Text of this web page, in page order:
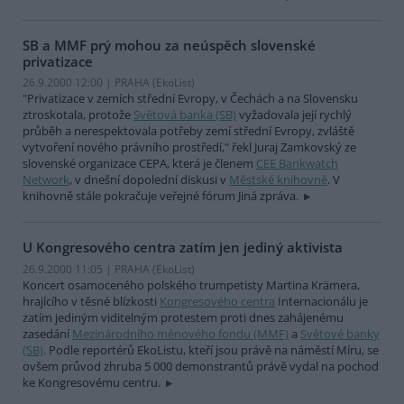
SB a MMF prý mohou za neúspěch slovenské
privatizace
26.9.2000 12:00 | PRAHA (EkoList)
"Privatizace v zemích střední Evropy, v Čechách a na Slovensku
ztroskotala, protože Světová banka (SB) vyžadovala její rychlý
průběh a nerespektovala potřeby zemí střední Evropy, zvláště
vytvoření nového právního prostředí," řekl Juraj Zamkovský ze
slovenské organizace CEPA, která je členem CEE Bankwatch
Network, v dnešní dopolední diskusi v Městské knihovně. V
knihovně stále pokračuje veřejné fórum Jiná zpráva.
U Kongresového centra zatím jen jediný aktivista
26.9.2000 11:05 | PRAHA (EkoList)
Koncert osamoceného polského trumpetisty Martina Krämera,
hrajícího v těsné blízkosti Kongresového centra Internacionálu je
zatím jediným viditelným protestem proti dnes zahájenému
zasedání Mezinárodního měnového fondu (MMF) a Světové banky
(SB). Podle reportérů EkoListu, kteří jsou právě na náměstí Míru, se
ovšem průvod zhruba 5 000 demonstrantů právě vydal na pochod
ke Kongresovému centru.